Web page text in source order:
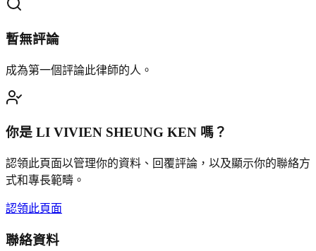
暫無評論
成為第一個評論此律師的人。
你是 LI VIVIEN SHEUNG KEN 嗎？
認領此頁面以管理你的資料、回覆評論，以及顯示你的聯絡方
式和專長範疇。
認領此頁面
聯絡資料